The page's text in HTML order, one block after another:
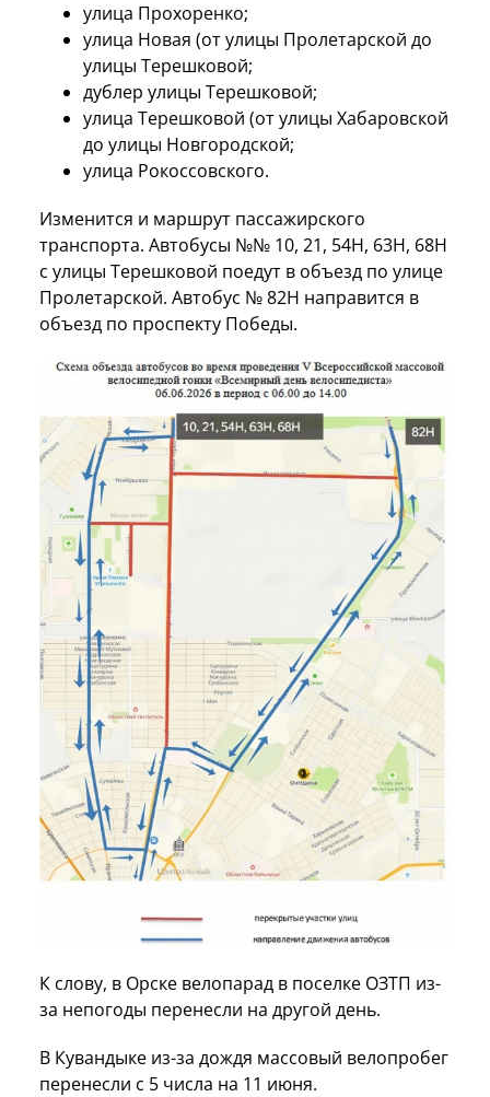
улица Прохоренко;
улица Новая (от улицы Пролетарской до
улицы Терешковой;
дублер улицы Терешковой;
улица Терешковой (от улицы Хабаровской
до улицы Новгородской;
улица Рокоссовского.
Изменится и маршрут пассажирского
транспорта. Автобусы №№ 10, 21, 54Н, 63Н, 68Н
с улицы Терешковой поедут в объезд по улице
Пролетарской. Автобус № 82Н направится в
объезд по проспекту Победы.
К слову, в Орске велопарад в поселке ОЗТП из-
за непогоды перенесли на другой день.
В Кувандыке из-за дождя массовый велопробег
перенесли с 5 числа на 11 июня.